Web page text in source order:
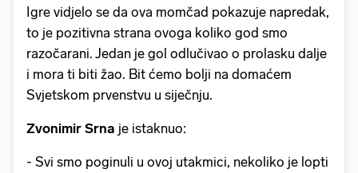
Igre vidjelo se da ova momčad pokazuje napredak,
to je pozitivna strana ovoga koliko god smo
razočarani. Jedan je gol odlučivao o prolasku dalje
i mora ti biti žao. Bit ćemo bolji na domaćem
Svjetskom prvenstvu u siječnju.
Zvonimir Srna je istaknuo:
- Svi smo poginuli u ovoj utakmici, nekoliko je lopti